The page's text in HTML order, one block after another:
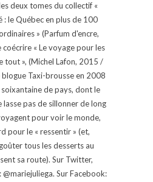
deux tomes du collectif «
: le Québec en plus de 100
» (Parfum d'encre,
« Le voyage pour les
tout », (Michel Lafon, 2015 /
blogue Taxi-brousse en 2008
de pays, dont le
lasse pas de sillonner de long
pour voir le monde,
pour le « ressentir » (et,
tous les desserts au
sa route). Sur Twitter,
Sur Facebook: